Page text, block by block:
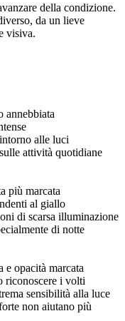
della condizione.
da un lieve
visiva.
annebbiata
alle luci
attività quotidiane
più marcata
al giallo
di scarsa illuminazione
di notte
opacità marcata
riconoscere i volti
sensibilità alla luce
non aiutano più